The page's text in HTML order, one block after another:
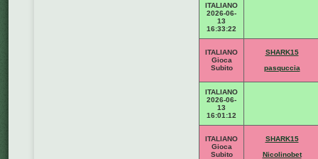
ITALIANO
2026-06-
13
16:33:22
ITALIANO
Gioca
Subito
SHARK15
pasquccia
ITALIANO
2026-06-
13
16:01:12
ITALIANO
Gioca
Subito
SHARK15
Nicolinobet